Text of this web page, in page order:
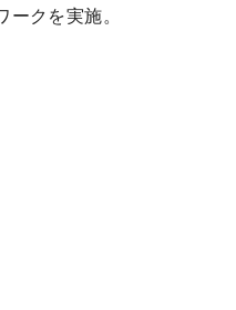
ークを実施。